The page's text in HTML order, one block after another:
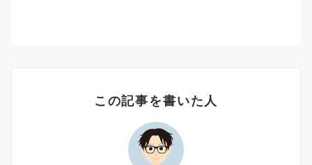
この記事を書いた人